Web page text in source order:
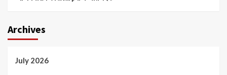
Archives
July 2026